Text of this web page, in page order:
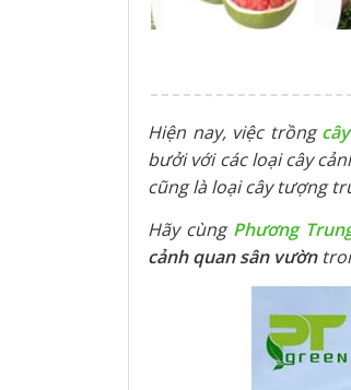
Hiện nay, việc trồng
bưởi với các loại cây
cũng là loại cây tượng
Hãy cùng Phương
cảnh quan sân vườn